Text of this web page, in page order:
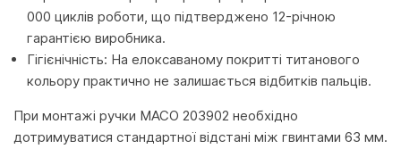
000 циклів роботи, що підтверджено 12-річною
гарантією виробника.
Гігієнічність: На елоксаваному покритті титанового
кольору практично не залишається відбитків пальців.
При монтажі ручки MACO 203902 необхідно
дотримуватися стандартної відстані між гвинтами 63 мм.